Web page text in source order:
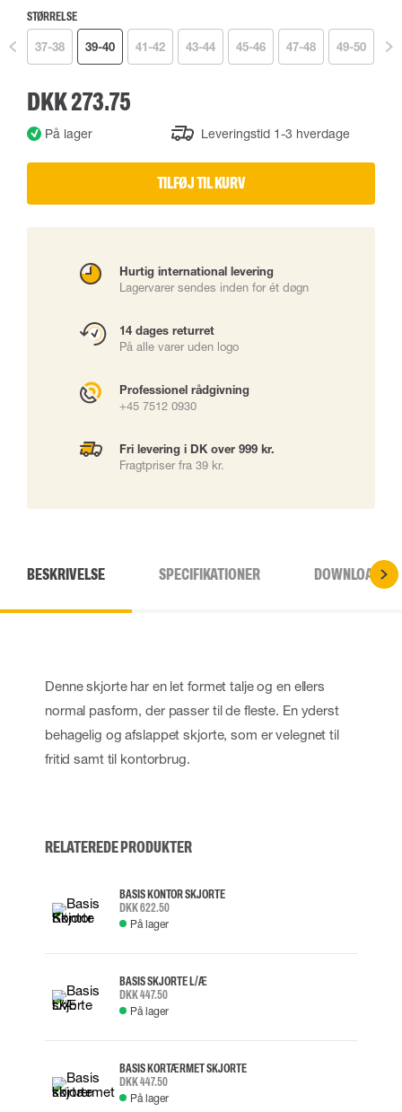
STØRRELSE
37-38 39-40 41-42 43-44 45-46 47-48 49-50
DKK 273.75
På lager Leveringstid 1-3 hverdage
TILFØJ TIL KURV
Hurtig international levering
Lagervarer sendes inden for ét døgn
14 dages returret
På alle varer uden logo
Professionel rådgivning
+45 7512 0930
Fri levering i DK over 999 kr.
Fragtpriser fra 39 kr.
BESKRIVELSE SPECIFIKATIONER DOWNLOADS
Denne skjorte har en let formet talje og en ellers
normal pasform, der passer til de fleste. En yderst
behagelig og afslappet skjorte, som er velegnet til
fritid samt til kontorbrug.
RELATEREDE PRODUKTER
BASIS KONTOR SKJORTE
DKK 622.50
På lager
BASIS SKJORTE L/Æ
DKK 447.50
På lager
BASIS KORTÆRMET SKJORTE
DKK 447.50
På lager